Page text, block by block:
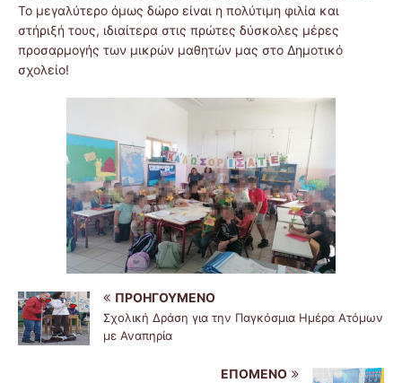
Το μεγαλύτερο όμως δώρο είναι η πολύτιμη φιλία και
στήριξή τους, ιδιαίτερα στις πρώτες δύσκολες μέρες
προσαρμογής των μικρών μαθητών μας στο Δημοτικό
σχολείο!
ΠΡΟΗΓΟΎΜΕΝΟ
Σχολική Δράση για την Παγκόσμια Ημέρα Ατόμων
με Αναπηρία
ΕΠΌΜΕΝΟ